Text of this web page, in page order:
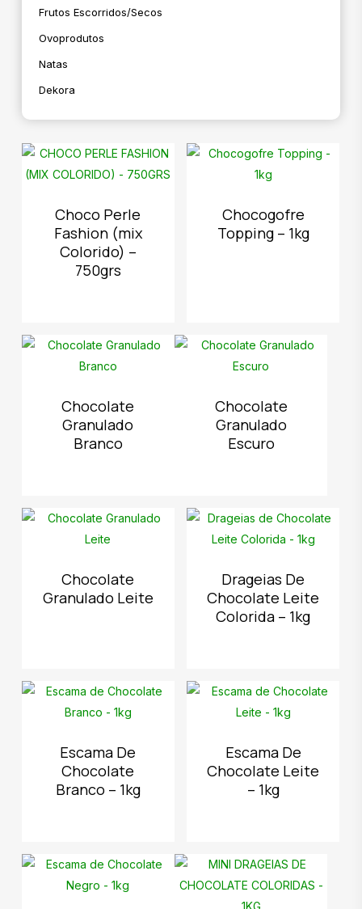
Frutos Escorridos/secos
Ovoprodutos
Natas
Dekora
Choco Perle
Fashion (mix
Colorido) –
750grs
Chocogofre
Topping – 1kg
Chocolate
Granulado
Branco
Chocolate
Granulado
Escuro
Chocolate
Granulado Leite
Drageias De
Chocolate Leite
Colorida – 1kg
Escama De
Chocolate
Branco – 1kg
Escama De
Chocolate Leite
– 1kg